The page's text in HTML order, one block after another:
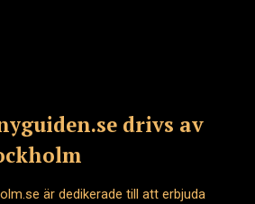
drivs av
är dedikerade till att erbjuda